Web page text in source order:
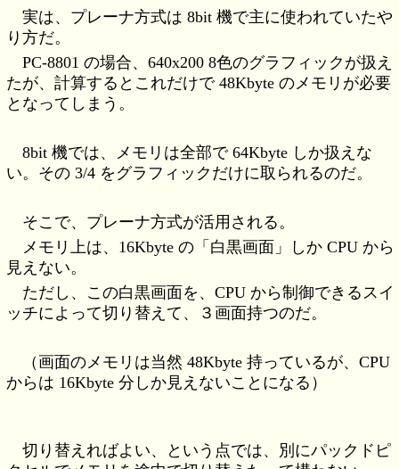
実は、プレーナ方式は 8bit 機で主に使われていたや
り方だ。
PC-8801 の場合、640x200 8色のグラフィックが扱え
たが、計算するとこれだけで 48Kbyte のメモリが必要
となってしまう。
8bit 機では、メモリは全部で 64Kbyte しか扱えな
い。その 3/4 をグラフィックだけに取られるのだ。
そこで、プレーナ方式が活用される。
メモリ上は、16Kbyte の「白黒画面」しか CPU から
見えない。
ただし、この白黒画面を、CPU から制御できるスイ
ッチによって切り替えて、３画面持つのだ。
（画面のメモリは当然 48Kbyte 持っているが、CPU
からは 16Kbyte 分しか見えないことになる）
切り替えればよい、という点では、別にパックドピ